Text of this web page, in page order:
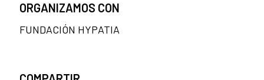
ORGANIZAMOS CON
FUNDACIÓN HYPATIA